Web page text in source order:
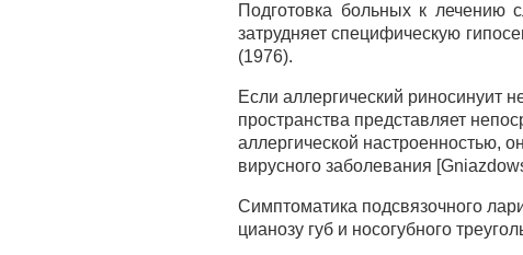
Подготовка больных к лечению
затрудняет специфическую
(1976).
Если аллергический риносинуит
пространства представляет
аллергической настроенностью,
вирусного заболевания
Симптоматика подсвязочного
цианозу губ и носогубного